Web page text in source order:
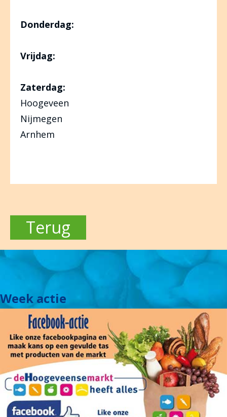
Donderdag:
Vrijdag:
Zaterdag:
Hoogeveen
Nijmegen
Arnhem
Terug
Week actie